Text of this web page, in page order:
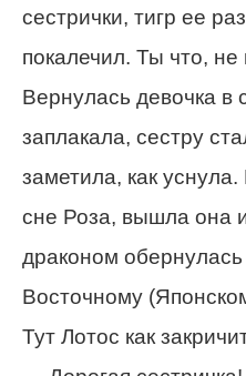
сестрички, тигр ее
покалечил. Ты что, не
Вернулась девочка в
заплакала, сестру
заметила, как
сне Роза, вышла она
драконом обернулась
Восточному
Тут Лотос как